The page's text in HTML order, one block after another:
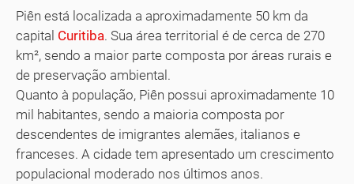
Piên está localizada a aproximadamente 50 km da
capital Curitiba. Sua área territorial é de cerca de 270
km², sendo a maior parte composta por áreas rurais e
de preservação ambiental.
Quanto à população, Piên possui aproximadamente 10
mil habitantes, sendo a maioria composta por
descendentes de imigrantes alemães, italianos e
franceses. A cidade tem apresentado um crescimento
populacional moderado nos últimos anos.